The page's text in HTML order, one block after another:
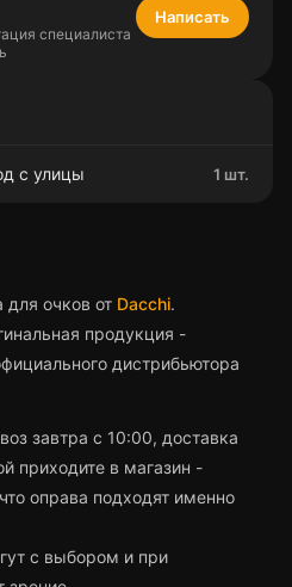
специалиста
Написать
с улицы 1 шт.
для очков от Dacchi.
продукция -
дистрибьютора
завтра с 10:00, доставка
приходите в магазин -
оправа подходят именно
с выбором и при